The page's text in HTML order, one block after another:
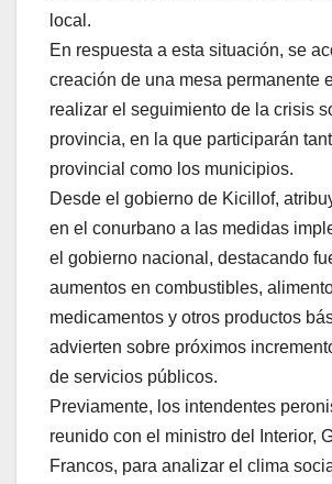
local.
En respuesta a esta situación, se
creación de una mesa permanente
realizar el seguimiento de la crisis
provincia, en la que participarán
provincial como los municipios.
Desde el gobierno de Kicillof,
en el conurbano a las medidas
el gobierno nacional, destacando
aumentos en combustibles,
medicamentos y otros productos
advierten sobre próximos
de servicios públicos.
Previamente, los intendentes
reunido con el ministro del Interior,
Francos, para analizar el clima